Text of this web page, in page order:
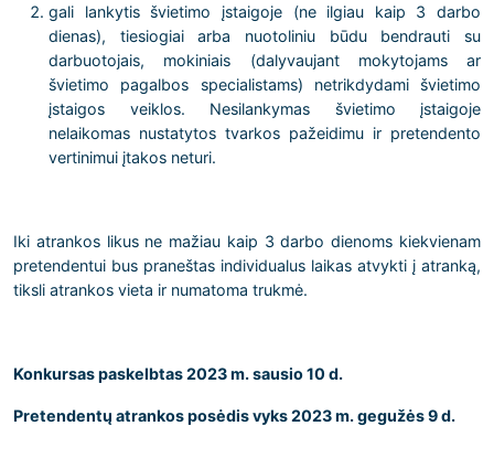
gali lankytis švietimo įstaigoje (ne ilgiau kaip 3 darbo
dienas), tiesiogiai arba nuotoliniu būdu bendrauti su
darbuotojais, mokiniais (dalyvaujant mokytojams ar
švietimo pagalbos specialistams) netrikdydami švietimo
įstaigos veiklos. Nesilankymas švietimo įstaigoje
nelaikomas nustatytos tvarkos pažeidimu ir pretendento
vertinimui įtakos neturi.
Iki atrankos likus ne mažiau kaip 3 darbo dienoms kiekvienam
pretendentui bus praneštas individualus laikas atvykti į atranką,
tiksli atrankos vieta ir numatoma trukmė.
Konkursas paskelbtas 2023 m. sausio 10 d.
Pretendentų atrankos posėdis vyks 2023 m. gegužės 9 d.